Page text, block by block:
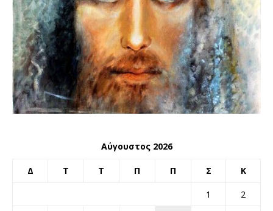
Αύγουστος 2026
Δ Τ Τ Π Π Σ Κ
1
2